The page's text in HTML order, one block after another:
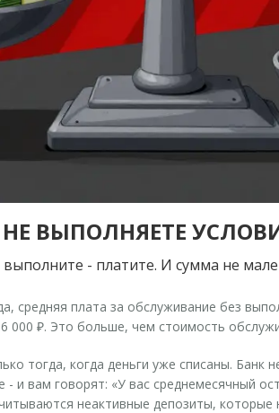
ВЫПОЛНЯЕТЕ
- платите. И сумма не
средняя плата за обслуживание без
000 ₽. Это больше, чем стоимость
тогда, когда деньги уже списаны. Банк
- и вам говорят: «У вас среднемесячный
неактивные депозиты, которые